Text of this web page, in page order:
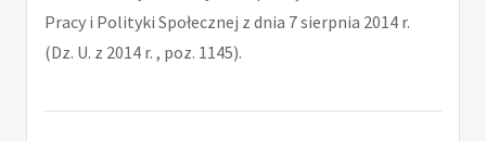
Pracy i Polityki Społecznej z dnia 7 sierpnia 2014 r.
(Dz. U. z 2014 r. , poz. 1145).